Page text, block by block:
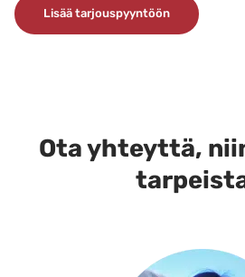
Lisää tarjouspyyntöön
tehdä
Ota yhteyttä,